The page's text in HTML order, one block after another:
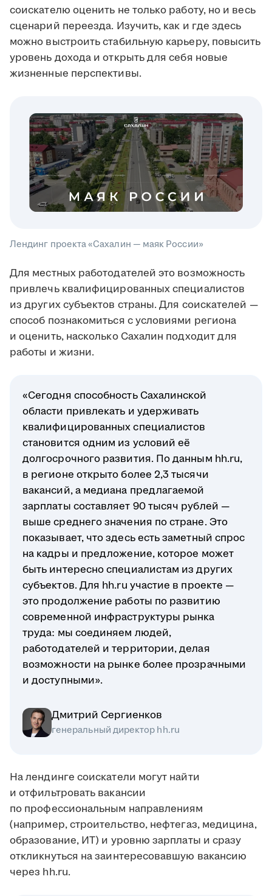
соискателю оценить не только работу, но и весь
сценарий переезда. Изучить, как и где здесь
можно выстроить стабильную карьеру, повысить
уровень дохода и открыть для себя новые
жизненные перспективы.
Лендинг проекта «Сахалин — маяк России»
Для местных работодателей это возможность
привлечь квалифицированных специалистов
из других субъектов страны. Для соискателей —
способ познакомиться с условиями региона
и оценить, насколько Сахалин подходит для
работы и жизни.
«Сегодня способность Сахалинской
области привлекать и удерживать
квалифицированных специалистов
становится одним из условий её
долгосрочного развития. По данным hh.ru,
в регионе открыто более 2,3 тысячи
вакансий, а медиана предлагаемой
зарплаты составляет 90 тысяч рублей —
выше среднего значения по стране. Это
показывает, что здесь есть заметный спрос
на кадры и предложение, которое может
быть интересно специалистам из других
субъектов. Для hh.ru участие в проекте —
это продолжение работы по развитию
современной инфраструктуры рынка
труда: мы соединяем людей,
работодателей и территории, делая
возможности на рынке более прозрачными
и доступными».
Дмитрий Сергиенков
генеральный директор hh.ru
На лендинге соискатели могут найти
и отфильтровать вакансии
по профессиональным направлениям
(например, строительство, нефтегаз, медицина,
образование, ИТ) и уровню зарплаты и сразу
откликнуться на заинтересовавшую вакансию
через hh.ru.